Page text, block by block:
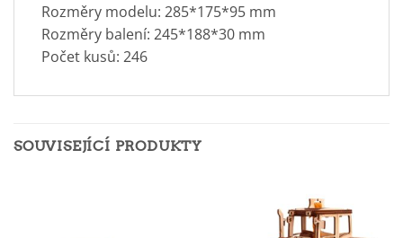
Rozměry modelu: 285*175*95 mm
Rozměry balení: 245*188*30 mm
Počet kusů: 246
SOUVISEJÍCÍ PRODUKTY